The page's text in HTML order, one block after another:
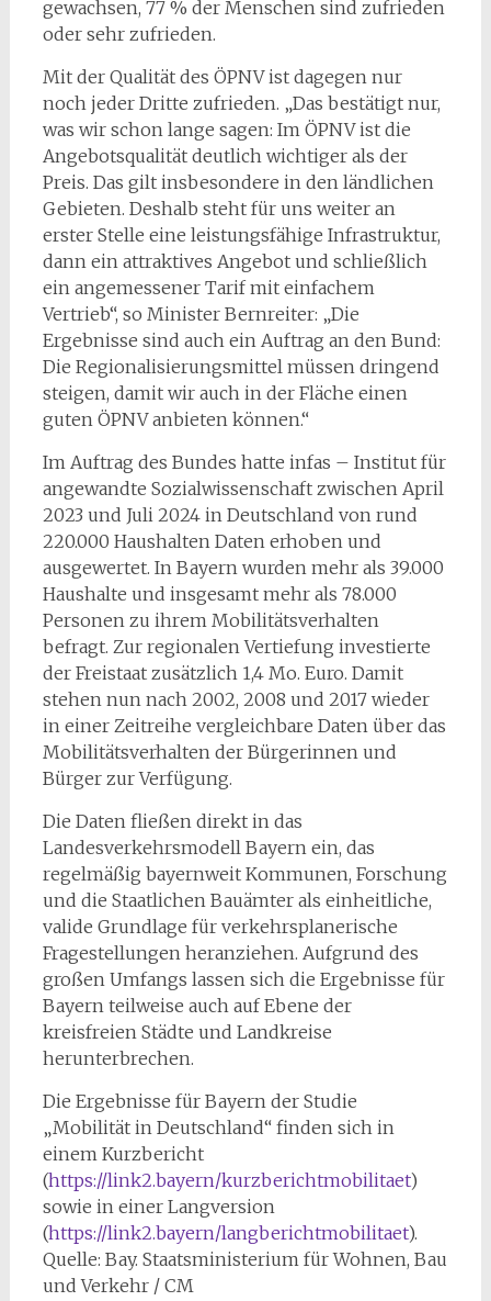
gewachsen, 77 % der Menschen sind zufrieden
oder sehr zufrieden.
Mit der Qualität des ÖPNV ist dagegen nur
noch jeder Dritte zufrieden. „Das bestätigt nur,
was wir schon lange sagen: Im ÖPNV ist die
Angebotsqualität deutlich wichtiger als der
Preis. Das gilt insbesondere in den ländlichen
Gebieten. Deshalb steht für uns weiter an
erster Stelle eine leistungsfähige Infrastruktur,
dann ein attraktives Angebot und schließlich
ein angemessener Tarif mit einfachem
Vertrieb“, so Minister Bernreiter: „Die
Ergebnisse sind auch ein Auftrag an den Bund:
Die Regionalisierungsmittel müssen dringend
steigen, damit wir auch in der Fläche einen
guten ÖPNV anbieten können.“
Im Auftrag des Bundes hatte infas – Institut für
angewandte Sozialwissenschaft zwischen April
2023 und Juli 2024 in Deutschland von rund
220.000 Haushalten Daten erhoben und
ausgewertet. In Bayern wurden mehr als 39.000
Haushalte und insgesamt mehr als 78.000
Personen zu ihrem Mobilitätsverhalten
befragt. Zur regionalen Vertiefung investierte
der Freistaat zusätzlich 1,4 Mo. Euro. Damit
stehen nun nach 2002, 2008 und 2017 wieder
in einer Zeitreihe vergleichbare Daten über das
Mobilitätsverhalten der Bürgerinnen und
Bürger zur Verfügung.
Die Daten fließen direkt in das
Landesverkehrsmodell Bayern ein, das
regelmäßig bayernweit Kommunen, Forschung
und die Staatlichen Bauämter als einheitliche,
valide Grundlage für verkehrsplanerische
Fragestellungen heranziehen. Aufgrund des
großen Umfangs lassen sich die Ergebnisse für
Bayern teilweise auch auf Ebene der
kreisfreien Städte und Landkreise
herunterbrechen.
Die Ergebnisse für Bayern der Studie
„Mobilität in Deutschland“ finden sich in
einem Kurzbericht
(https://link2.bayern/kurzberichtmobilitaet)
sowie in einer Langversion
(https://link2.bayern/langberichtmobilitaet).
Quelle: Bay. Staatsministerium für Wohnen, Bau
und Verkehr / CM